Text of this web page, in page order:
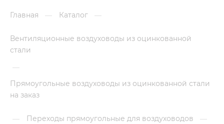
Главная — Каталог —
Вентиляционные воздуховоды из оцинкованной
стали
—
Прямоугольные воздуховоды из оцинкованной стали
на заказ
— Переходы прямоугольные для воздуховодов
—